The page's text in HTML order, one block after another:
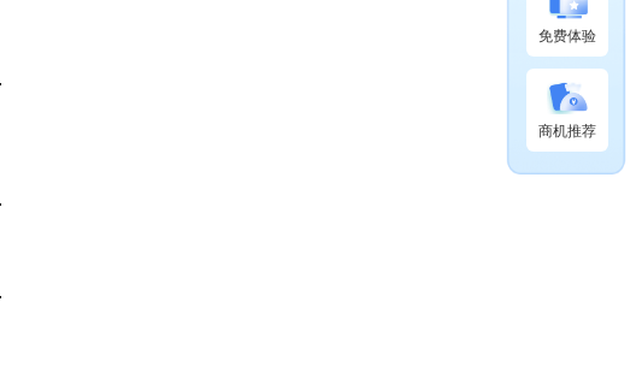
免费体验
商机推荐